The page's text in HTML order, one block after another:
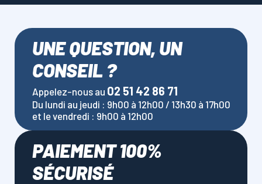
UNE QUESTION, UN
CONSEIL ?
Appelez-nous au 02 51 42 86 71
Du lundi au jeudi : 9h00 à 12h00 / 13h30 à 17h00
et le vendredi : 9h00 à 12h00
PAIEMENT 100%
SÉCURISÉ